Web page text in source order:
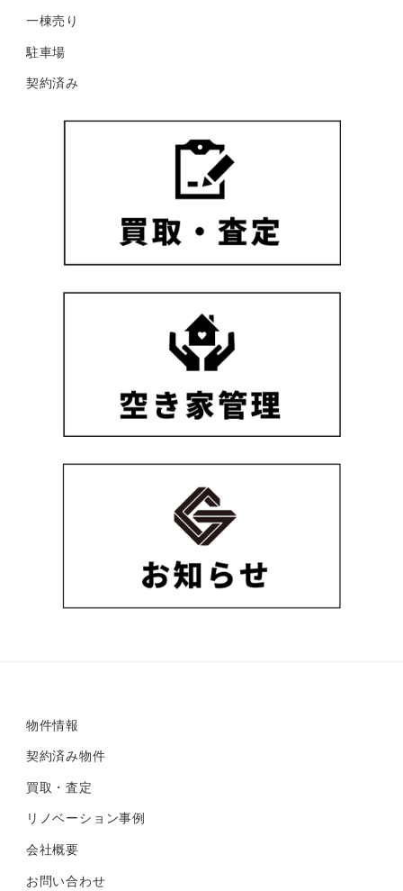
一棟売り
駐車場
契約済み
物件情報
契約済み物件
買取・査定
リノベーション事例
会社概要
お問い合わせ